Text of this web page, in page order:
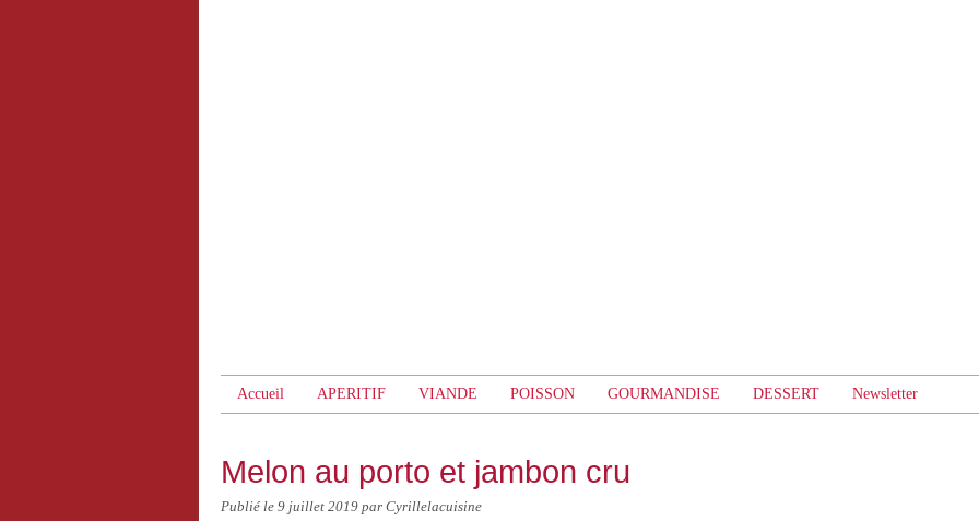
Accueil APERITIF VIANDE POISSON GOURMANDISE DESSERT Newsletter
Melon au porto et jambon cru
Publié le 9 juillet 2019 par Cyrillelacuisine